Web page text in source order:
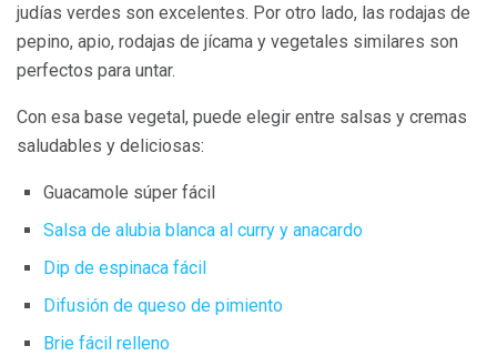
judías verdes son excelentes. Por otro lado, las rodajas de
pepino, apio, rodajas de jícama y vegetales similares son
perfectos para untar.
Con esa base vegetal, puede elegir entre salsas y cremas
saludables y deliciosas:
Guacamole súper fácil
Salsa de alubia blanca al curry y anacardo
Dip de espinaca fácil
Difusión de queso de pimiento
Brie fácil relleno